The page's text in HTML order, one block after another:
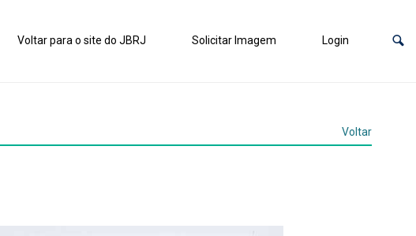
Voltar para o site do JBRJ Solicitar Imagem Login
Voltar